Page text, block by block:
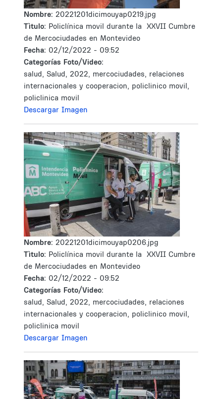
Nombre: 20221201dicimouyap0219.jpg
Tìtulo: Policlínica movil durante la XXVII Cumbre
de Mercociudades en Montevideo
Fecha: 02/12/2022 - 09:52
Categorías Foto/Video:
salud, Salud, 2022, mercociudades, relaciones
internacionales y cooperacion, policlinico movil,
policlinica movil
Descargar Imagen
Nombre: 20221201dicimouyap0206.jpg
Tìtulo: Policlínica movil durante la XXVII Cumbre
de Mercociudades en Montevideo
Fecha: 02/12/2022 - 09:52
Categorías Foto/Video:
salud, Salud, 2022, mercociudades, relaciones
internacionales y cooperacion, policlinico movil,
policlinica movil
Descargar Imagen